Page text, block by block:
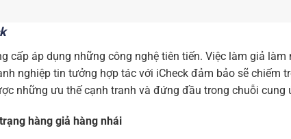
cấp áp dụng những công nghệ tiên tiến. Việc làm giả làm
nghiệp tin tưởng hợp tác với iCheck đảm bảo sẽ chiếm
những ưu thế cạnh tranh và đứng đầu trong chuỗi cung
hàng giả hàng nhái